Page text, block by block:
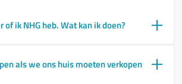
of ik NHG heb. Wat kan ik doen?
als we ons huis moeten verkopen